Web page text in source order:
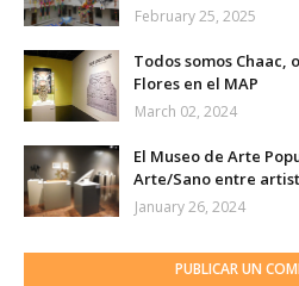
February 25, 2025
Todos somos Chaac,
Flores en el MAP
March 02, 2024
El Museo de Arte
Arte/Sano entre
January 26, 2024
PUBLICAR UN